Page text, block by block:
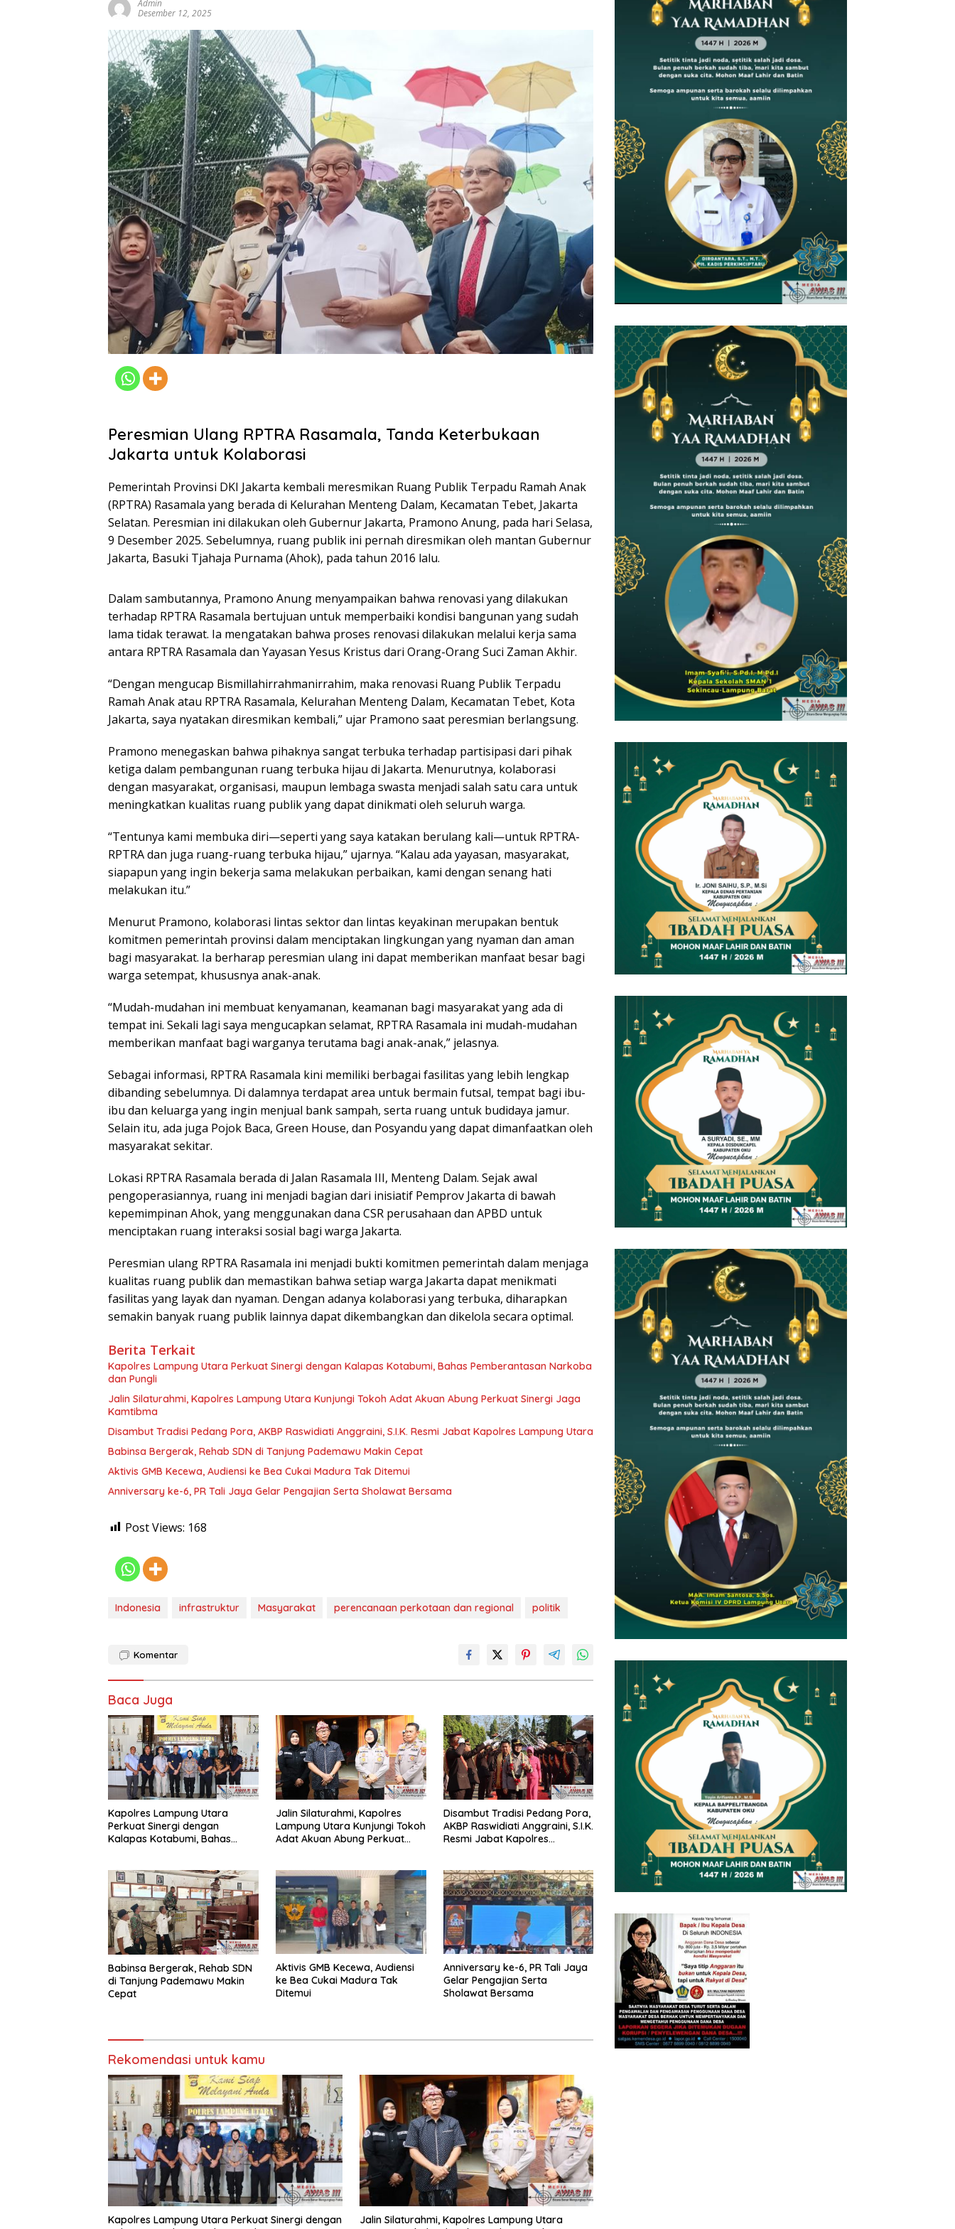
Admin
Desember 12, 2025
Peresmian Ulang RPTRA Rasamala, Tanda Keterbukaan
Jakarta untuk Kolaborasi
Pemerintah Provinsi DKI Jakarta kembali meresmikan Ruang Publik Terpadu Ramah Anak
(RPTRA) Rasamala yang berada di Kelurahan Menteng Dalam, Kecamatan Tebet, Jakarta
Selatan. Peresmian ini dilakukan oleh Gubernur Jakarta, Pramono Anung, pada hari Selasa,
9 Desember 2025. Sebelumnya, ruang publik ini pernah diresmikan oleh mantan Gubernur
Jakarta, Basuki Tjahaja Purnama (Ahok), pada tahun 2016 lalu.
Dalam sambutannya, Pramono Anung menyampaikan bahwa renovasi yang dilakukan
terhadap RPTRA Rasamala bertujuan untuk memperbaiki kondisi bangunan yang sudah
lama tidak terawat. Ia mengatakan bahwa proses renovasi dilakukan melalui kerja sama
antara RPTRA Rasamala dan Yayasan Yesus Kristus dari Orang-Orang Suci Zaman Akhir.
“Dengan mengucap Bismillahirrahmanirrahim, maka renovasi Ruang Publik Terpadu
Ramah Anak atau RPTRA Rasamala, Kelurahan Menteng Dalam, Kecamatan Tebet, Kota
Jakarta, saya nyatakan diresmikan kembali,” ujar Pramono saat peresmian berlangsung.
Pramono menegaskan bahwa pihaknya sangat terbuka terhadap partisipasi dari pihak
ketiga dalam pembangunan ruang terbuka hijau di Jakarta. Menurutnya, kolaborasi
dengan masyarakat, organisasi, maupun lembaga swasta menjadi salah satu cara untuk
meningkatkan kualitas ruang publik yang dapat dinikmati oleh seluruh warga.
“Tentunya kami membuka diri—seperti yang saya katakan berulang kali—untuk RPTRA-
RPTRA dan juga ruang-ruang terbuka hijau,” ujarnya. “Kalau ada yayasan, masyarakat,
siapapun yang ingin bekerja sama melakukan perbaikan, kami dengan senang hati
melakukan itu.”
Menurut Pramono, kolaborasi lintas sektor dan lintas keyakinan merupakan bentuk
komitmen pemerintah provinsi dalam menciptakan lingkungan yang nyaman dan aman
bagi masyarakat. Ia berharap peresmian ulang ini dapat memberikan manfaat besar bagi
warga setempat, khususnya anak-anak.
“Mudah-mudahan ini membuat kenyamanan, keamanan bagi masyarakat yang ada di
tempat ini. Sekali lagi saya mengucapkan selamat, RPTRA Rasamala ini mudah-mudahan
memberikan manfaat bagi warganya terutama bagi anak-anak,” jelasnya.
Sebagai informasi, RPTRA Rasamala kini memiliki berbagai fasilitas yang lebih lengkap
dibanding sebelumnya. Di dalamnya terdapat area untuk bermain futsal, tempat bagi ibu-
ibu dan keluarga yang ingin menjual bank sampah, serta ruang untuk budidaya jamur.
Selain itu, ada juga Pojok Baca, Green House, dan Posyandu yang dapat dimanfaatkan oleh
masyarakat sekitar.
Lokasi RPTRA Rasamala berada di Jalan Rasamala III, Menteng Dalam. Sejak awal
pengoperasiannya, ruang ini menjadi bagian dari inisiatif Pemprov Jakarta di bawah
kepemimpinan Ahok, yang menggunakan dana CSR perusahaan dan APBD untuk
menciptakan ruang interaksi sosial bagi warga Jakarta.
Peresmian ulang RPTRA Rasamala ini menjadi bukti komitmen pemerintah dalam menjaga
kualitas ruang publik dan memastikan bahwa setiap warga Jakarta dapat menikmati
fasilitas yang layak dan nyaman. Dengan adanya kolaborasi yang terbuka, diharapkan
semakin banyak ruang publik lainnya dapat dikembangkan dan dikelola secara optimal.
Berita Terkait
Kapolres Lampung Utara Perkuat Sinergi dengan Kalapas Kotabumi, Bahas Pemberantasan Narkoba
dan Pungli
Jalin Silaturahmi, Kapolres Lampung Utara Kunjungi Tokoh Adat Akuan Abung Perkuat Sinergi Jaga
Kamtibma
Disambut Tradisi Pedang Pora, AKBP Raswidiati Anggraini, S.I.K. Resmi Jabat Kapolres Lampung Utara
Babinsa Bergerak, Rehab SDN di Tanjung Pademawu Makin Cepat
Aktivis GMB Kecewa, Audiensi ke Bea Cukai Madura Tak Ditemui
Anniversary ke-6, PR Tali Jaya Gelar Pengajian Serta Sholawat Bersama
Post Views: 168
Indonesia infrastruktur Masyarakat perencanaan perkotaan dan regional politik
Komentar
Baca Juga
Kapolres Lampung Utara
Perkuat Sinergi dengan
Kalapas Kotabumi, Bahas
Jalin Silaturahmi, Kapolres
Lampung Utara Kunjungi Tokoh
Adat Akuan Abung Perkuat
Disambut Tradisi Pedang Pora,
AKBP Raswidiati Anggraini, S.I.K.
Resmi Jabat Kapolres
Babinsa Bergerak, Rehab SDN
di Tanjung Pademawu Makin
Cepat
Aktivis GMB Kecewa, Audiensi
ke Bea Cukai Madura Tak
Ditemui
Anniversary ke-6, PR Tali Jaya
Gelar Pengajian Serta
Sholawat Bersama
Rekomendasi untuk kamu
Kapolres Lampung Utara Perkuat Sinergi dengan
Jalin Silaturahmi, Kapolres Lampung Utara